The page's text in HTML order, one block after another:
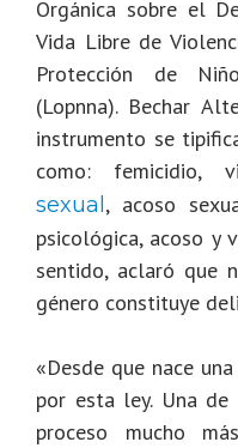
Orgánica sobre el
Vida Libre de
Protección de
(Lopnna). Bechar
instrumento se
como: femicidio,
sexual , acoso
psicológica, acoso y
sentido, aclaró que
género constituye
«Desde que nace
por esta ley. Una
proceso mucho